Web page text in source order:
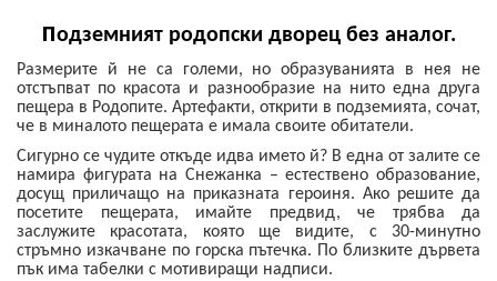
Подземният родопски дворец без аналог.
Размерите й не са големи, но образуванията в нея не
отстъпват по красота и разнообразие на нито една друга
пещера в Родопите. Артефакти, открити в подземията, сочат,
че в миналото пещерата е имала своите обитатели.
Сигурно се чудите откъде идва името й? В една от залите се
намира фигурата на Снежанка – естествено образование,
досущ приличащо на приказната героиня. Ако решите да
посетите пещерата, имайте предвид, че трябва да
заслужите красотата, която ще видите, с 30-минутно
стръмно изкачване по горска пътечка. По близките дървета
пък има табелки с мотивиращи надписи.